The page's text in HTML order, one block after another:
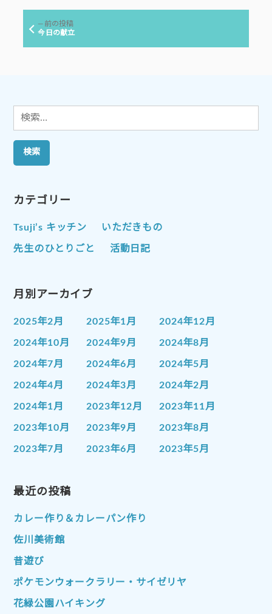
ー
前の投稿前
の
今日の献立
検
索:
カテゴリー
Tsuji’s キッチン いただきもの
先生のひとりごと 活動日記
月別アーカイブ
2025年2月 2025年1月 2024年12月
2024年10月 2024年9月 2024年8月
2024年7月 2024年6月 2024年5月
2024年4月 2024年3月 2024年2月
2024年1月 2023年12月 2023年11月
2023年10月 2023年9月 2023年8月
2023年7月 2023年6月 2023年5月
2023年1月
2022年10月 2022年9月
2022年7月
2022年4月
2022年1月 2021年12月 2021年11月
2021年10月 2021年9月
最近の投稿
カレー作り＆カレーパン作り
佐川美術館
昔遊び
ポケモンウォークラリー・サイゼリヤ
花緑公園ハイキング